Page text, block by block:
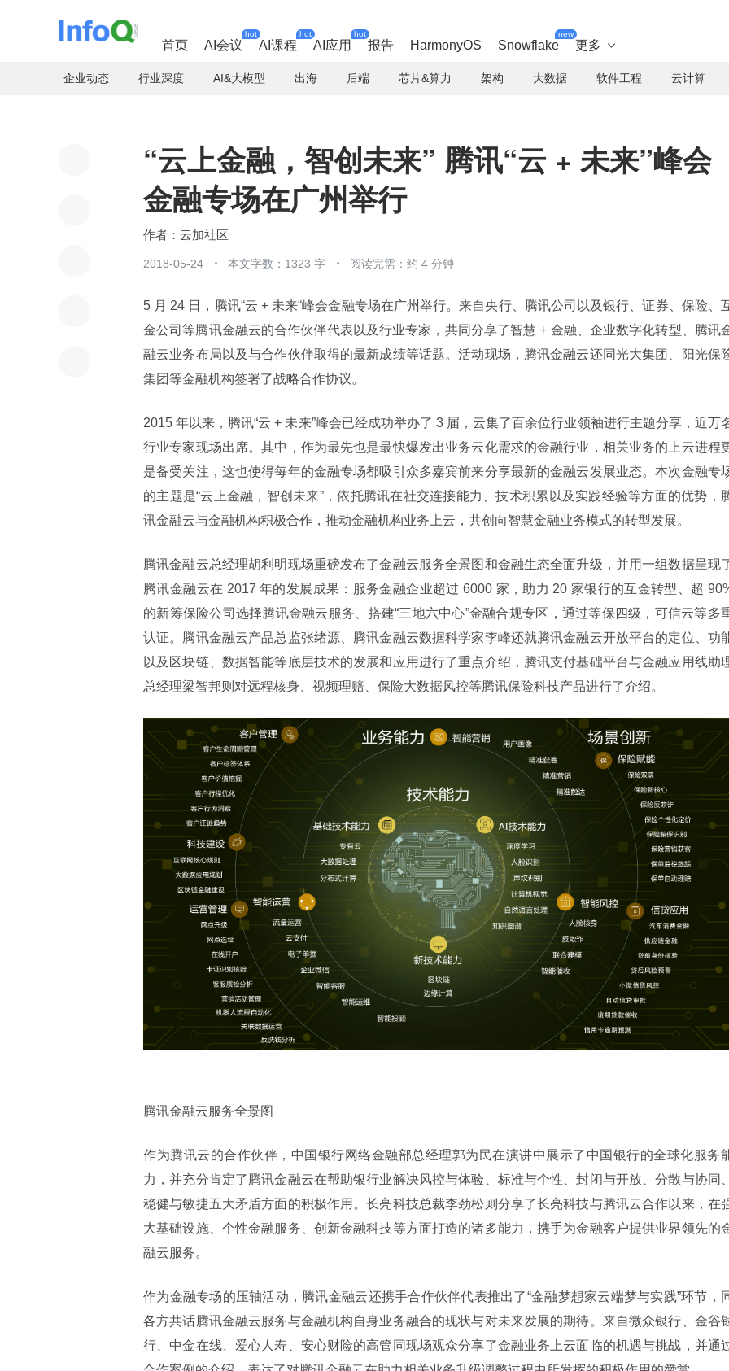
首页 AI会议
hot
AI课程
hot
AI应用
hot
报告 HarmonyOS Snowflake
new
更多 
企业动态 行业深度 AI&大模型 出海 后端 芯片&算力 架构 大数据 软件工程 云计算
“云上金融，智创未来” 腾讯“云 + 未来”峰会
金融专场在广州举行
云加社区
2018-05-24 本文字数：1323 字 阅读完需：约 4 分钟
5 月 24 日，腾讯“云 + 未来“峰会金融专场在广州举行。来自央行、腾讯公司以及银行、证券、保险、
金公司等腾讯金融云的合作伙伴代表以及行业专家，共同分享了智慧 + 金融、企业数字化转型、腾讯
融云业务布局以及与合作伙伴取得的最新成绩等话题。活动现场，腾讯金融云还同光大集团、阳光保
集团等金融机构签署了战略合作协议。
2015 年以来，腾讯“云 + 未来”峰会已经成功举办了 3 届，云集了百余位行业领袖进行主题分享，近万
行业专家现场出席。其中，作为最先也是最快爆发出业务云化需求的金融行业，相关业务的上云进程
是备受关注，这也使得每年的金融专场都吸引众多嘉宾前来分享最新的金融云发展业态。本次金融专
的主题是“云上金融，智创未来”，依托腾讯在社交连接能力、技术积累以及实践经验等方面的优势，
讯金融云与金融机构积极合作，推动金融机构业务上云，共创向智慧金融业务模式的转型发展。
腾讯金融云总经理胡利明现场重磅发布了金融云服务全景图和金融生态全面升级，并用一组数据呈现
腾讯金融云在 2017 年的发展成果：服务金融企业超过 6000 家，助力 20 家银行的互金转型、超
的新筹保险公司选择腾讯金融云服务、搭建“三地六中心”金融合规专区，通过等保四级，可信云等多
认证。腾讯金融云产品总监张绪源、腾讯金融云数据科学家李峰还就腾讯金融云开放平台的定位、功
以及区块链、数据智能等底层技术的发展和应用进行了重点介绍，腾讯支付基础平台与金融应用线助
总经理梁智邦则对远程核身、视频理赔、保险大数据风控等腾讯保险科技产品进行了介绍。
腾讯金融云服务全景图
作为腾讯云的合作伙伴，中国银行网络金融部总经理郭为民在演讲中展示了中国银行的全球化服务
力，并充分肯定了腾讯金融云在帮助银行业解决风控与体验、标准与个性、封闭与开放、分散与协同、
稳健与敏捷五大矛盾方面的积极作用。长亮科技总裁李劲松则分享了长亮科技与腾讯云合作以来，在
大基础设施、个性金融服务、创新金融科技等方面打造的诸多能力，携手为金融客户提供业界领先的
融云服务。
作为金融专场的压轴活动，腾讯金融云还携手合作伙伴代表推出了“金融梦想家云端梦与实践”环节，
各方共话腾讯金融云服务与金融机构自身业务融合的现状与对未来发展的期待。来自微众银行、金谷
行、中金在线、爱心人寿、安心财险的高管同现场观众分享了金融业务上云面临的机遇与挑战，并通